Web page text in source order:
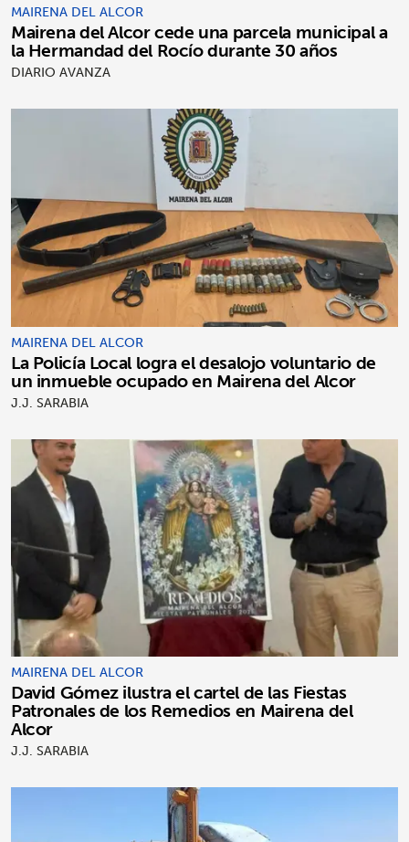
MAIRENA DEL ALCOR
Mairena del Alcor cede una parcela municipal a
la Hermandad del Rocío durante 30 años
DIARIO AVANZA
MAIRENA DEL ALCOR
La Policía Local logra el desalojo voluntario de
un inmueble ocupado en Mairena del Alcor
J.J. SARABIA
MAIRENA DEL ALCOR
David Gómez ilustra el cartel de las Fiestas
Patronales de los Remedios en Mairena del
Alcor
J.J. SARABIA